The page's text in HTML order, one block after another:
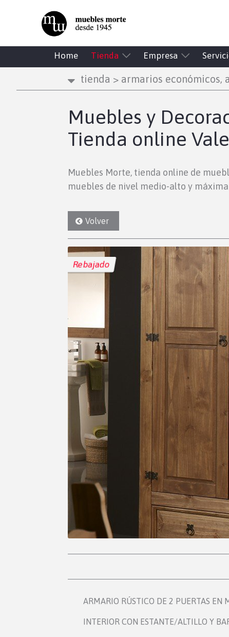
Home Tienda Empresa
tienda > armarios económicos,
Muebles y
Tienda online
Muebles Morte, tienda online de
muebles de nivel medio-alto y
Volver
Rebajado
ARMARIO RÚSTICO DE 2 PUERTAS EN
INTERIOR CON ESTANTE/ALTILLO Y